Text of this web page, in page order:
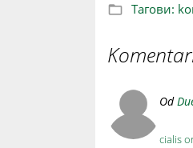
Тагови:
Od
cialis